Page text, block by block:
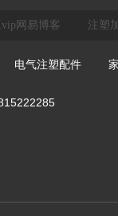
网易博客 注塑
电气注塑配件